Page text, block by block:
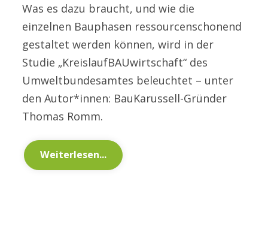
Was es dazu braucht, und wie die
einzelnen Bauphasen ressourcenschonend
gestaltet werden können, wird in der
Studie „KreislaufBAUwirtschaft“ des
Umweltbundesamtes beleuchtet – unter
den Autor*innen: BauKarussell-Gründer
Thomas Romm.
Weiterlesen...